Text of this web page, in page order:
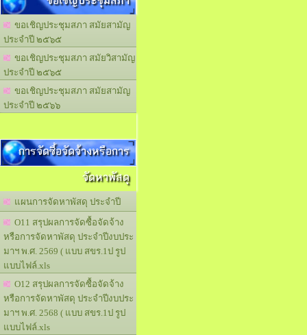
ขอเชิญประชุมสภา สมัยสามัญ
ประจำปี ๒๕๖๕
ขอเชิญประชุมสภา สมัยวิสามัญ
ประจำปี ๒๕๖๕
ขอเชิญประชุมสภา สมัยสามัญ
ประจำปี ๒๕๖๖
การจัดซื้อจัดจ้างหรือการ
จัดหาพัสดุ
แผนการจัดหาพัสดุ ประจำปี
O11 สรุปผลการจัดซื้อจัดจ้าง
หรือการจัดหาพัสดุ ประจำปีงบประ
มาฯ พ.ศ. 2569 ( แบบ สขร.1ป รูป
แบบไฟล์.xls
O12 สรุปผลการจัดซื้อจัดจ้าง
หรือการจัดหาพัสดุ ประจำปีงบประ
มาฯ พ.ศ. 2568 ( แบบ สขร.1ป รูป
แบบไฟล์.xls